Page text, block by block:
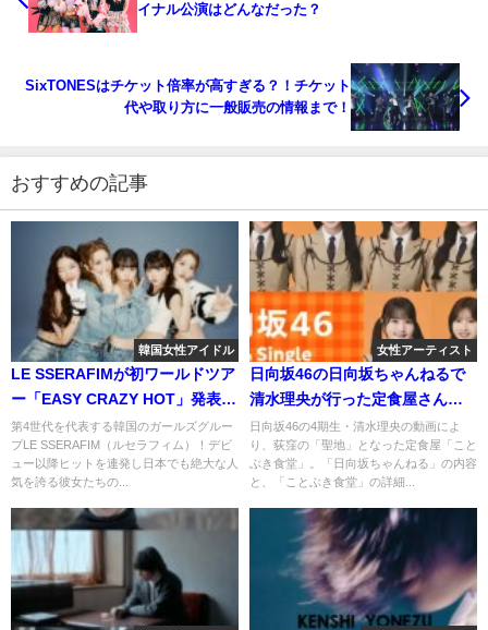
イナル公演はどんなだった？
SixTONESはチケット倍率が高すぎる？！チケット
代や取り方に一般販売の情報まで！
おすすめの記事
韓国女性アイドル
LE SSERAFIMが初ワールドツア
ー「EASY CRAZY HOT」発表！
日本は9公演！ファンの反応は？
第4世代を代表する韓国のガールズグルー
プLE SSERAFIM（ルセラフィム）！デビ
ュー以降ヒットを連発し日本でも絶大な人
気を誇る彼女たちの...
女性アーティスト
日向坂46の日向坂ちゃんねるで
清水理央が行った定食屋さんが
早くも聖地化！その影響力がす
さまじい！
日向坂46の4期生・清水理央の動画によ
り、荻窪の「聖地」となった定食屋「こと
ぶき食堂」。「日向坂ちゃんねる」の内容
と、「ことぶき食堂」の詳細...